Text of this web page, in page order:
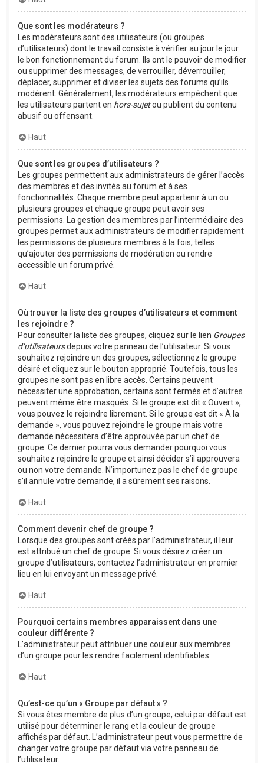
Que sont les modérateurs ?
Les modérateurs sont des utilisateurs (ou groupes
d’utilisateurs) dont le travail consiste à vérifier au jour le jour
le bon fonctionnement du forum. Ils ont le pouvoir de modifier
ou supprimer des messages, de verrouiller, déverrouiller,
déplacer, supprimer et diviser les sujets des forums qu’ils
modèrent. Généralement, les modérateurs empêchent que
les utilisateurs partent en hors-sujetou publient du contenu
abusif ou offensant.
Haut
Que sont les groupes d’utilisateurs ?
Les groupes permettent aux administrateurs de gérer l’accès
des membres et des invités au forum et à ses
fonctionnalités. Chaque membre peut appartenir à un ou
plusieurs groupes et chaque groupe peut avoir ses
permissions. La gestion des membres par l’intermédiaire des
groupes permet aux administrateurs de modifier rapidement
les permissions de plusieurs membres à la fois, telles
qu’ajouter des permissions de modération ou rendre
accessible un forum privé.
Haut
Où trouver la liste des groupes d’utilisateurs et comment
les rejoindre ?
Pour consulter la liste des groupes, cliquez sur le lien Groupes
d’utilisateursdepuis votre panneau de l’utilisateur. Si vous
souhaitez rejoindre un des groupes, sélectionnez le groupe
désiré et cliquez sur le bouton approprié. Toutefois, tous les
groupes ne sont pas en libre accès. Certains peuvent
nécessiter une approbation, certains sont fermés et d’autres
peuvent même être masqués. Si le groupe est dit « Ouvert »,
vous pouvez le rejoindre librement. Si le groupe est dit « À la
demande », vous pouvez rejoindre le groupe mais votre
demande nécessitera d’être approuvée par un chef de
groupe. Ce dernier pourra vous demander pourquoi vous
souhaitez rejoindre le groupe et ainsi décider s’il approuvera
ou non votre demande. N’importunez pas le chef de groupe
s’il annule votre demande, il a sûrement ses raisons.
Haut
Comment devenir chef de groupe ?
Lorsque des groupes sont créés par l’administrateur, il leur
est attribué un chef de groupe. Si vous désirez créer un
groupe d’utilisateurs, contactez l’administrateur en premier
lieu en lui envoyant un message privé.
Haut
Pourquoi certains membres apparaissent dans une
couleur différente ?
L’administrateur peut attribuer une couleur aux membres
d’un groupe pour les rendre facilement identifiables.
Haut
Qu’est-ce qu’un « Groupe par défaut » ?
Si vous êtes membre de plus d’un groupe, celui par défaut est
utilisé pour déterminer le rang et la couleur de groupe
affichés par défaut. L’administrateur peut vous permettre de
changer votre groupe par défaut via votre panneau de
l’utilisateur.